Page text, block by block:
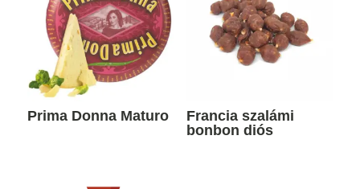
Prima Donna Maturo
Francia szalámi
bonbon diós